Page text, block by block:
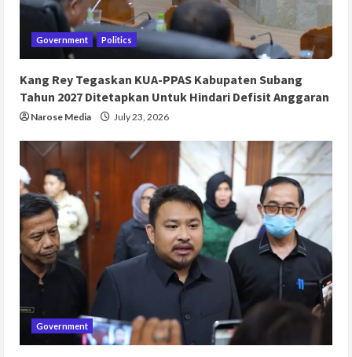
Government Politics
Kang Rey Tegaskan KUA-PPAS Kabupaten Subang
Tahun 2027 Ditetapkan Untuk Hindari Defisit Anggaran
Narose Media July 23, 2026
Government